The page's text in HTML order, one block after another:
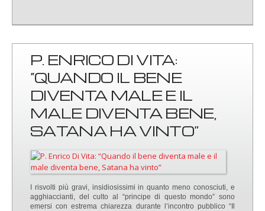
P. ENRICO DI VITA:
“QUANDO IL BENE
DIVENTA MALE E IL
MALE DIVENTA BENE,
SATANA HA VINTO”
I risvolti più gravi, insidiosissimi in quanto meno conosciuti, e
agghiaccianti, del culto al “principe di questo mondo” sono
emersi con estrema chiarezza durante l’incontro pubblico “Il